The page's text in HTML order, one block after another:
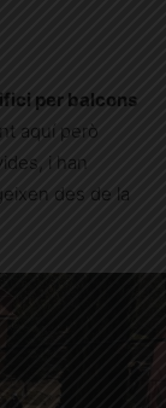
per balcons
aquí però
i han
des de la